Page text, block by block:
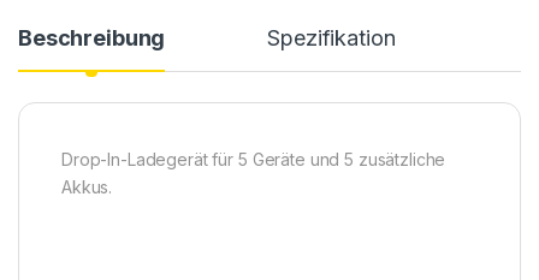
Beschreibung Spezifikation
Drop-In-Ladegerät für 5 Geräte und 5 zusätzliche
Akkus.